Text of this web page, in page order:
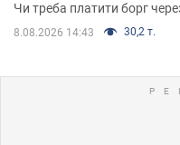
Чи треба платити борг
8.08.2026 14:43 30,2 т.